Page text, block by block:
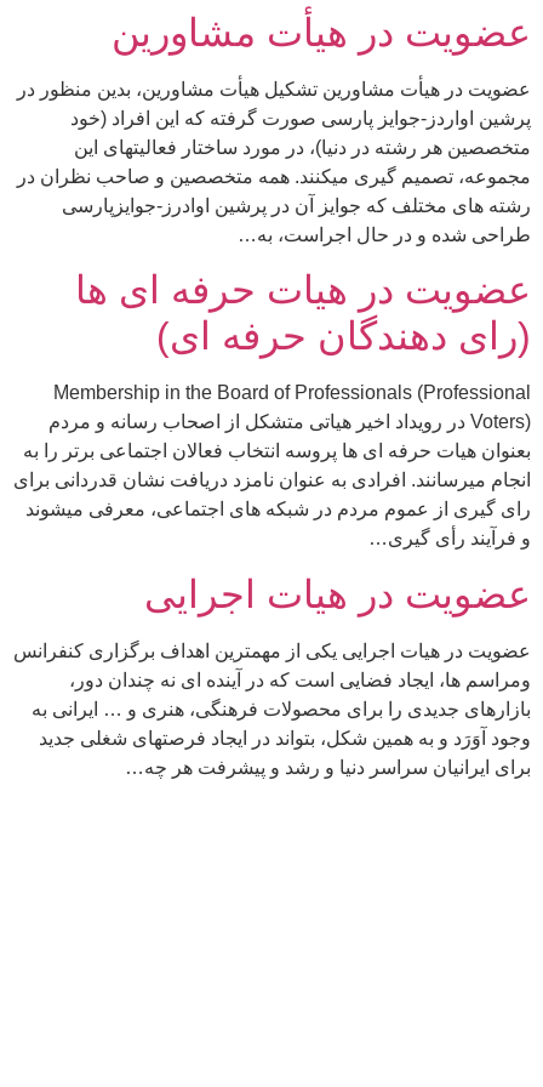
عضویت در هیأت مشاورین
عضویت در هیأت مشاورین تشکیل هیأت مشاورين، بدین منظور در
پرشین اواردز-جوایز پارسی صورت گرفته که این افراد (خود
متخصصین هر رشته در دنیا)، در مورد ساختار فعالیتهای این
مجموعه، تصمیم گیری میکنند. همه متخصصین و صاحب نظران در
رشته های مختلف که جوایز آن در پرشین اوادرز-جوایزپارسی
طراحی شده و در حال اجراست، به…
عضویت در هیات حرفه ای ها
(رای دهندگان حرفه ای)
Membership in the Board of Professionals (Professional
Voters) در رویداد اخیر هیاتی متشکل از اصحاب رسانه و مردم
بعنوان هیات حرفه ای ها پروسه انتخاب فعالان اجتماعی برتر را به
انجام میرسانند. افرادی به عنوان نامزد دریافت نشان قدردانی برای
رای گیری از عموم مردم در شبکه های اجتماعی، معرفی میشوند
و فرآیند رأی گیری…
عضویت در هیات اجرایی
عضویت در هیات اجرایی یکی از مهمترین اهداف برگزاری کنفرانس
ومراسم ها، ایجاد فضایی است که در آینده ای نه چندان دور،
بازارهای جدیدی را برای محصولات فرهنگی، هنری و … ایرانی به
وجود آوَرَد و به همین شکل، بتواند در ایجاد فرصتهای شغلی جدید
برای ایرانیان سراسر دنیا و رشد و پیشرفت هر چه…